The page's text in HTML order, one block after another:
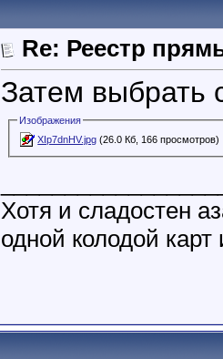
Re: Реестр
Затем выбрать
Изображения
XIp7dnHV.jpg (26.0 Кб, 166 просмотров)
Хотя и сладостен
одной колодой